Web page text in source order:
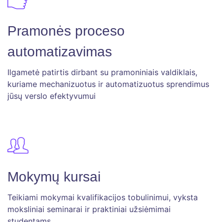
Pramonės proceso
automatizavimas
Ilgametė patirtis dirbant su pramoniniais valdiklais,
kuriame mechanizuotus ir automatizuotus sprendimus
jūsų verslo efektyvumui
Mokymų kursai
Teikiami mokymai kvalifikacijos tobulinimui, vyksta
moksliniai seminarai ir praktiniai užsiėmimai